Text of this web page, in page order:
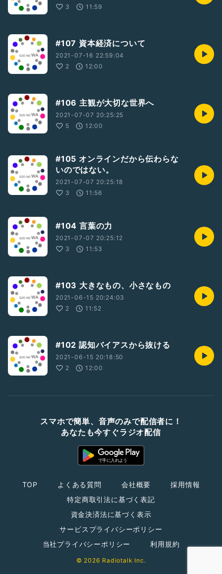
3
11:59
#107 資本経済について
2021-07-16 22:59:04
2
12:00
#106 主観が大切な世界へ
2021-07-07 20:25:25
5
12:00
#105 オンラインだから伝わらな
いのではない。
2021-07-07 20:25:18
3
11:56
#104 言葉の力
2021-07-07 20:25:12
3
11:53
#103 大きなもの、小さなもの
2021-06-15 20:24:03
2
11:52
#102 認知バイアスから抜ける
2021-06-15 20:18:50
2
12:00
スマホで簡単、音声のみで配信者に！
あなたも今すぐラジオ配信
TOP よくある質問 会社概要
採用情報
特定商取引法に基づく表記
資金決済法に基づく表示
サービスプライバシーポリシー
当社プライバシーポリシー
利用規約
© 2026 Radiotalk Inc.